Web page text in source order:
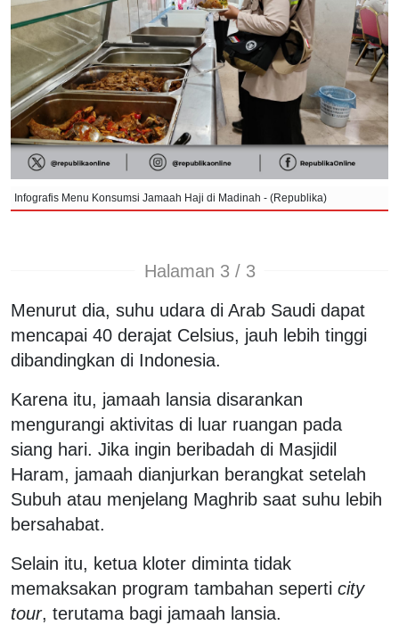
Infografis Menu Konsumsi Jamaah Haji di Madinah - (Republika)
Halaman 3 / 3
Menurut dia, suhu udara di Arab Saudi dapat
mencapai 40 derajat Celsius, jauh lebih tinggi
dibandingkan di Indonesia.
Karena itu, jamaah lansia disarankan
mengurangi aktivitas di luar ruangan pada
siang hari. Jika ingin beribadah di Masjidil
Haram, jamaah dianjurkan berangkat setelah
Subuh atau menjelang Maghrib saat suhu lebih
bersahabat.
Selain itu, ketua kloter diminta tidak
memaksakan program tambahan seperti city
tour, terutama bagi jamaah lansia.